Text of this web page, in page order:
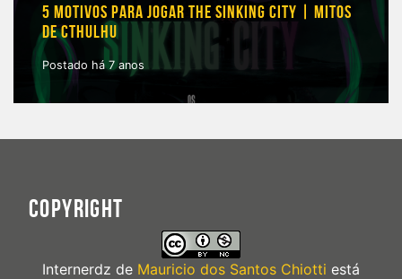
5 MOTIVOS PARA JOGAR THE SINKING CITY | MITOS
DE CTHULHU
Postado há 7 anos
COPYRIGHT
Internerdz de Mauricio dos Santos Chiotti está